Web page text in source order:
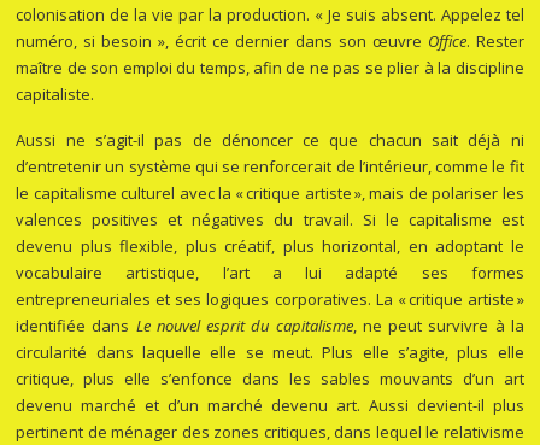
colonisation de la vie par la production. « Je suis absent. Appelez tel
numéro, si besoin », écrit ce dernier dans son œuvre Office. Rester
maître de son emploi du temps, afin de ne pas se plier à la discipline
capitaliste.
Aussi ne s’agit-il pas de dénoncer ce que chacun sait déjà ni
d’entretenir un système qui se renforcerait de l’intérieur, comme le fit
le capitalisme culturel avec la « critique artiste », mais de polariser les
valences positives et négatives du travail. Si le capitalisme est
devenu plus flexible, plus créatif, plus horizontal, en adoptant le
vocabulaire artistique, l’art a lui adapté ses formes
entrepreneuriales et ses logiques corporatives. La « critique artiste »
identifiée dans Le nouvel esprit du capitalisme, ne peut survivre à la
circularité dans laquelle elle se meut. Plus elle s’agite, plus elle
critique, plus elle s’enfonce dans les sables mouvants d’un art
devenu marché et d’un marché devenu art. Aussi devient-il plus
pertinent de ménager des zones critiques, dans lequel le relativisme